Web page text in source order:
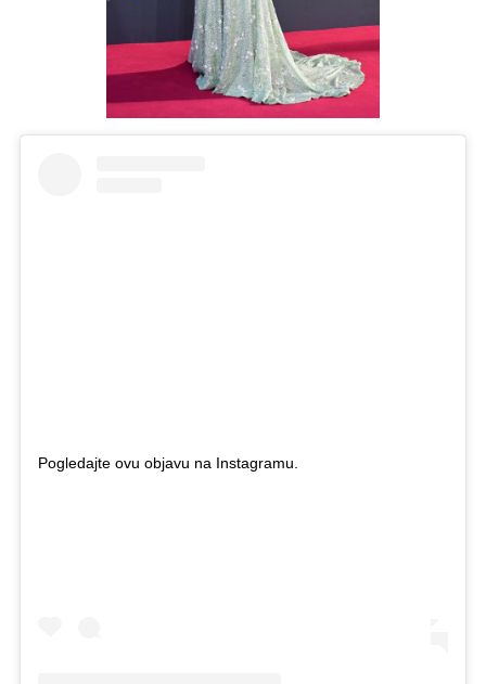
Pogledajte ovu objavu na Instagramu.